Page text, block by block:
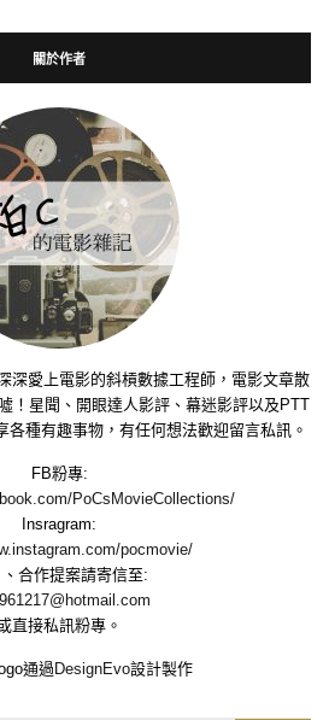
關於作者
深愛上電影的斜槓數據工程師，電影文章散
！星聞、開眼達人影評、幕迷影評以及PTT
各種有趣事物，有任何想法歡迎留言私訊。
FB粉專:
PoCsMovieCollections/
Insragram:
pocmovie/
合作提案請寄信至:
直接私訊粉專。
通過 DesignEvo設計製作